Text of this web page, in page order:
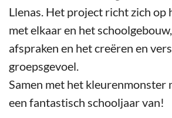
Llenas. Het project richt zich op
met elkaar en het
afspraken en het creëren en
groepsgevoel.
Samen met het kleurenmonster
een fantastisch schooljaar van!